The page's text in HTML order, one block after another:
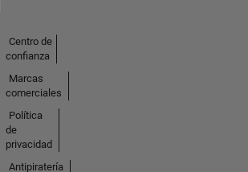
Centro de
confianza
Marcas
comerciales
Política
de
privacidad
Antipiratería